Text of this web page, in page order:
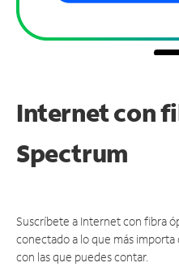
Internet con
Spectrum
Suscríbete a Internet con fibra
conectado a lo que más
con las que puedes contar.